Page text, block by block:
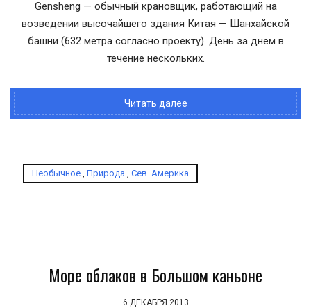
Gensheng — обычный крановщик, работающий на
возведении высочайшего здания Китая — Шанхайской
башни (632 метра согласно проекту). День за днем в
течение нескольких.
Читать далее
Необычное , Природа , Сев. Америка
Море облаков в Большом каньоне
6 ДЕКАБРЯ 2013